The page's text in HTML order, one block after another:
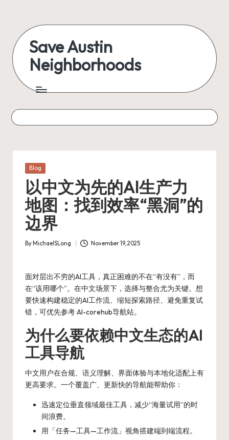
content
Save Austin
Neighborhoods
Austin
everything
Posted
Blog
以中文为先的AI生产力
地图：找到效率“黑洞”的
边界
Posted
By MichaelSLong November 19, 2025
面对层出不穷的AI工具，真正困难的不在“有没有”，而
在“该用哪个”。在中文场景下，选择与整合尤为关键。想
要快速构建稳定的AI工作流、缩短探索路径、避免重复试
错，可优先参考AI-corehub导航站。
为什么要依赖中文生态的AI
工具导航
中文用户在合规、语义理解、界面体验与本地化适配上有
更高要求。一个覆盖广、更新快的导航能帮助你：
迅速定位垂直领域最佳工具，减少“海量试用”的时
间浪费。
用「任务—工具—工作流」视角搭建端到端流程。